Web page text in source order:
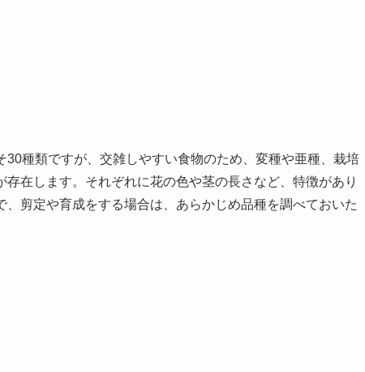
種類ですが、交雑しやすい食物のため、変種や亜種、栽培
在します。それぞれに花の色や茎の長さなど、特徴があり
剪定や育成をする場合は、あらかじめ品種を調べておいた